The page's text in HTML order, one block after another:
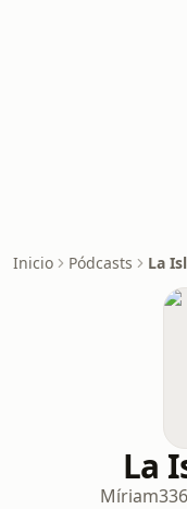
Inicio Pódcasts La
La
Míriam